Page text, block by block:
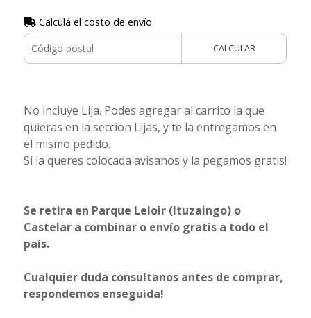
Calculá el costo de envío
CALCULAR
No incluye Lija. Podes agregar al carrito la que
quieras en la seccion Lijas, y te la entregamos en
el mismo pedido.
Si la queres colocada avisanos y la pegamos gratis!
Se retira en Parque Leloir (Ituzaingo) o
Castelar a combinar o envío gratis a todo el
país.
Cualquier duda consultanos antes de comprar,
respondemos enseguida!